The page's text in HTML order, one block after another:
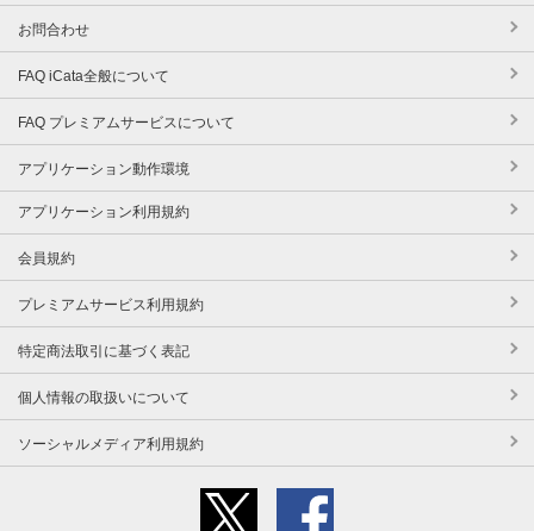
お問合わせ
FAQ iCata全般について
FAQ プレミアムサービスについて
アプリケーション動作環境
アプリケーション利用規約
会員規約
プレミアムサービス利用規約
特定商法取引に基づく表記
個人情報の取扱いについて
ソーシャルメディア利用規約